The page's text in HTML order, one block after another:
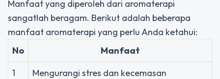
Manfaat yang diperoleh dari aromaterapi
sangatlah beragam. Berikut adalah beberapa
manfaat aromaterapi yang perlu Anda ketahui:
No
Manfaat
1
Mengurangi stres dan kecemasan